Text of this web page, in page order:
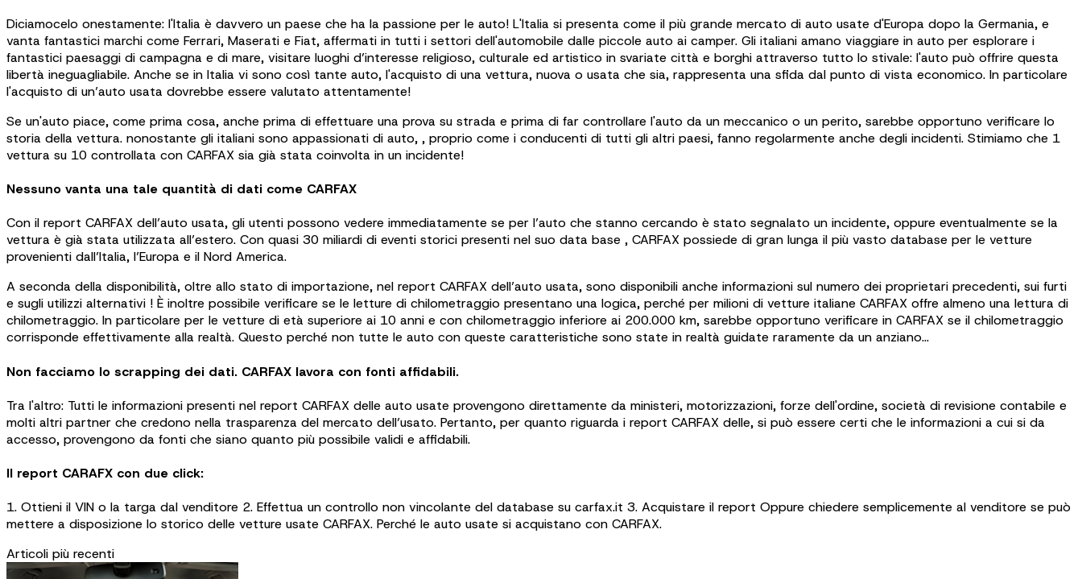
Diciamocelo onestamente: l'Italia è davvero un paese che ha la passione per le auto! L'Italia si presenta come il più grande mercato di auto usate d'Europa dopo la Germania, e
vanta fantastici marchi come Ferrari, Maserati e Fiat, affermati in tutti i settori dell'automobile dalle piccole auto ai camper. Gli italiani amano viaggiare in auto per esplorare i
fantastici paesaggi di campagna e di mare, visitare luoghi d’interesse religioso, culturale ed artistico in svariate città e borghi attraverso tutto lo stivale: l'auto può offrire questa
libertà ineguagliabile. Anche se in Italia vi sono così tante auto, l'acquisto di una vettura, nuova o usata che sia, rappresenta una sfida dal punto di vista economico. In particolare
l'acquisto di un’auto usata dovrebbe essere valutato attentamente!
Se un'auto piace, come prima cosa, anche prima di effettuare una prova su strada e prima di far controllare l'auto da un meccanico o un perito, sarebbe opportuno verificare lo
storia della vettura. nonostante gli italiani sono appassionati di auto, , proprio come i conducenti di tutti gli altri paesi, fanno regolarmente anche degli incidenti. Stimiamo che 1
vettura su 10 controllata con CARFAX sia già stata coinvolta in un incidente!
Nessuno vanta una tale quantità di dati come CARFAX
Con il report CARFAX dell’auto usata, gli utenti possono vedere immediatamente se per l’auto che stanno cercando è stato segnalato un incidente, oppure eventualmente se la
vettura è già stata utilizzata all’estero. Con quasi 30 miliardi di eventi storici presenti nel suo data base , CARFAX possiede di gran lunga il più vasto database per le vetture
provenienti dall’Italia, l’Europa e il Nord America.
A seconda della disponibilità, oltre allo stato di importazione, nel report CARFAX dell’auto usata, sono disponibili anche informazioni sul numero dei proprietari precedenti, sui furti
e sugli utilizzi alternativi ! È inoltre possibile verificare se le letture di chilometraggio presentano una logica, perché per milioni di vetture italiane CARFAX offre almeno una lettura di
chilometraggio. In particolare per le vetture di età superiore ai 10 anni e con chilometraggio inferiore ai 200.000 km, sarebbe opportuno verificare in CARFAX se il chilometraggio
corrisponde effettivamente alla realtà. Questo perché non tutte le auto con queste caratteristiche sono state in realtà guidate raramente da un anziano...
Non facciamo lo scrapping dei dati. CARFAX lavora con fonti affidabili.
Tra l'altro: Tutti le informazioni presenti nel report CARFAX delle auto usate provengono direttamente da ministeri, motorizzazioni, forze dell'ordine, società di revisione contabile e
molti altri partner che credono nella trasparenza del mercato dell’usato. Pertanto, per quanto riguarda i report CARFAX delle, si può essere certi che le informazioni a cui si da
accesso, provengono da fonti che siano quanto più possibile validi e affidabili.
Il report CARAFX con due click:
1. Ottieni il VIN o la targa dal venditore 2. Effettua un controllo non vincolante del database su carfax.it 3. Acquistare il report Oppure chiedere semplicemente al venditore se può
mettere a disposizione lo storico delle vetture usate CARFAX. Perché le auto usate si acquistano con CARFAX.
Articoli più recenti